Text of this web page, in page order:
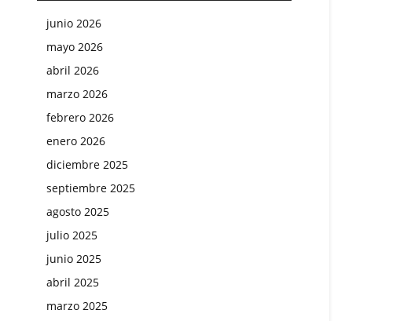
junio 2026
mayo 2026
abril 2026
marzo 2026
febrero 2026
enero 2026
diciembre 2025
septiembre 2025
agosto 2025
julio 2025
junio 2025
abril 2025
marzo 2025